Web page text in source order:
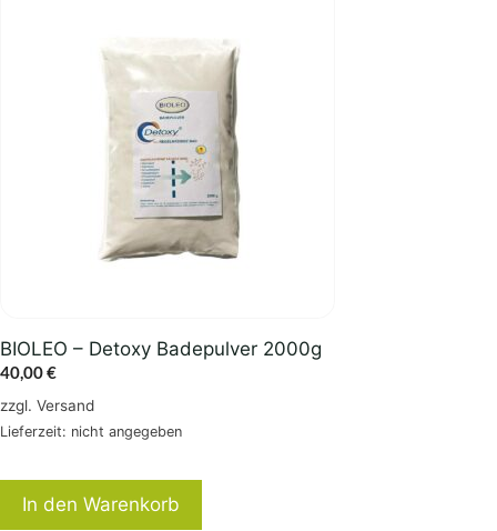
BIOLEO – Detoxy Badepulver 2000g
40,00€
zzgl. Versand
Lieferzeit: nicht angegeben
In den Warenkorb